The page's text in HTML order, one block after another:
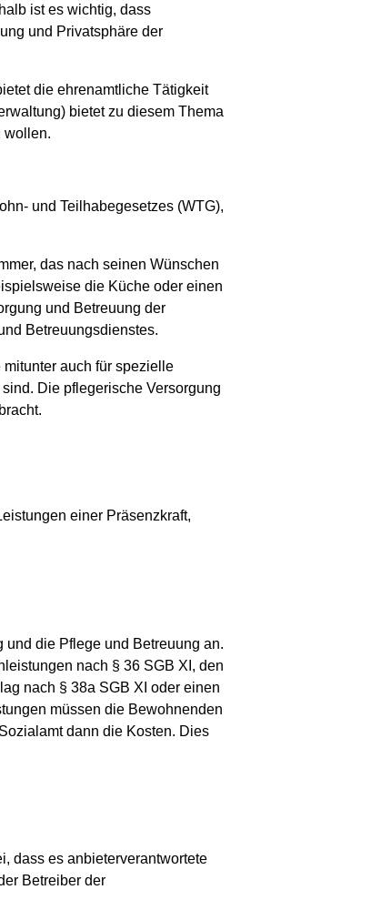
ist es wichtig, dass
und Privatsphäre der
die ehrenamtliche Tätigkeit
bietet zu diesem Thema
wollen.
und Teilhabegesetzes (WTG),
das nach seinen Wünschen
die Küche oder einen
und Betreuung der
Betreuungsdienstes.
auch für spezielle
Die pflegerische Versorgung
einer Präsenzkraft,
und die Pflege und Betreuung an.
nach § 36 SGB XI, den
nach § 38a SGB XI oder einen
müssen die Bewohnenden
dann die Kosten. Dies
dass es anbieterverantwortete
Betreiber der